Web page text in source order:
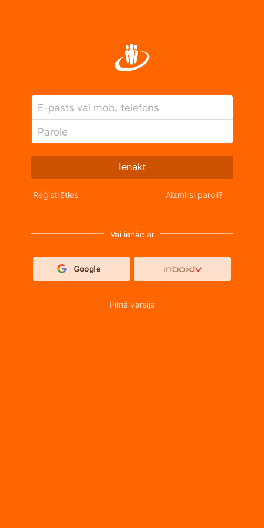
E-pasts vai mob. telefons
Parole
Ienākt
Reģistrēties Aizmirsi paroli?
Vai ienāc ar
Pilnā versija